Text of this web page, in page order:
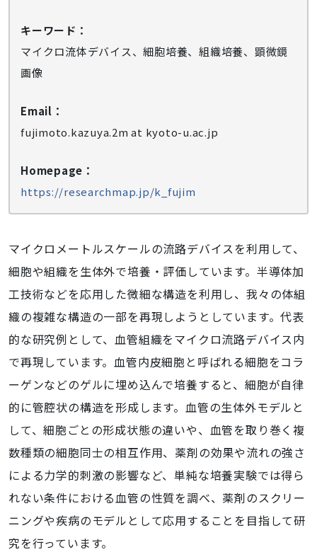
キーワード：
マイクロ流体デバイス、細胞培養、組織培養、顕微鏡
画像
Email：
fujimoto.kazuya.2m at kyoto-u.ac.jp
Homepage：
https://researchmap.jp/k_fujim
マイクロメートルスケールの流路デバイスを利用して、
細胞や組織を生体外で培養・評価しています。半導体加
工技術などを応用した微細な構造を利用し、我々の体組
織の複雑な構造の一部を再現しようとしています。代表
的な研究例として、血管組織をマイクロ流路デバイス内
で再現しています。血管内皮細胞と呼ばれる細胞をコラ
ーゲンなどのゲルに埋め込んで培養すると、細胞が自律
的に管腔状の構造を形成します。血管の生体外モデルと
して、細胞ごとの形成状態の違いや、血管を取り巻く複
数種類の細胞同士の相互作用、薬剤の効果や流れの強さ
による力学的刺激の影響など、単純な培養実験では得ら
れない条件における血管の性質を調べ、薬剤のスクリー
ニングや疾病のモデルとして応用することを目指して研
究を行っています。